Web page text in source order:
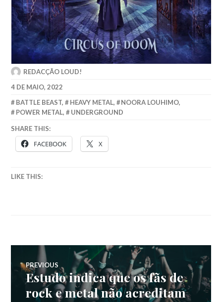
REDACÇÃO LOUD!
4 DE MAIO, 2022
BATTLE BEAST, HEAVY METAL, NOORA LOUHIMO,
POWER METAL, UNDERGROUND
SHARE THIS:
FACEBOOK X
LIKE THIS:
Navegação
de
PREVIOUS
Previous
post:
Estudo indica que os fãs de
rock e metal não acreditam